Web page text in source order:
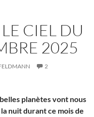
CIEL DU
2025
2
planètes vont nous
nuit durant ce mois de